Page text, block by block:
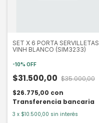
SET X 6 PORTA SERVILLETAS
VINH BLANCO (SIM3233)
-10% OFF
$31.500,00 $35.000,00
$26.775,00 con
Transferencia bancaria
3 x $10.500,00 sin interés